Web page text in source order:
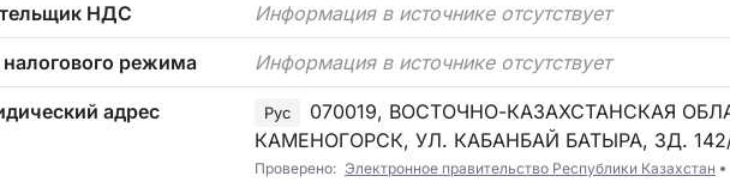
НДС Информация в источнике отсутствует
режима Информация в источнике отсутствует
адрес Рус
070019, ВОСТОЧНО-КАЗАХСТАНСКАЯ
КАМЕНОГОРСК, УЛ. КАБАНБАЙ БАТЫРА, ЗД.
Проверено: Электронное правительство Республики Казахстан